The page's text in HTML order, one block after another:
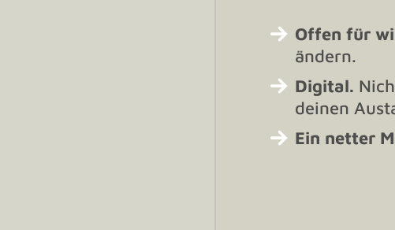
Offen für
ändern.
Digital.
deinen
Ein netter